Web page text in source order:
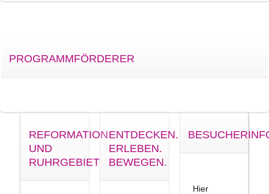
PROGRAMMFÖRDERER
REFORMATION
UND
RUHRGEBIET
ENTDECKEN.
ERLEBEN.
BEWEGEN.
Hier